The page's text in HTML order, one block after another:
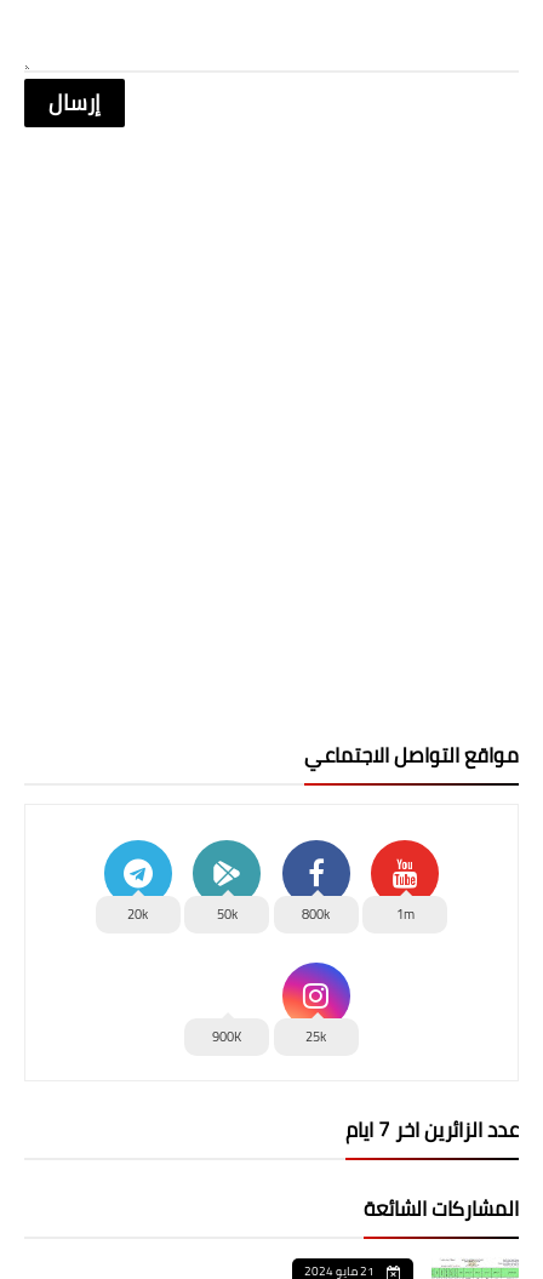
مواقع التواصل الاجتماعي
1m
800k
50k
20k
25k
900K
عدد الزائرين اخر 7 ايام
المشاركات الشائعة
21 مايو 2024